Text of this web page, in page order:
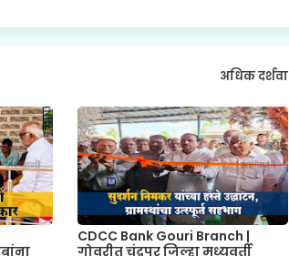
अधिक दर्शवा
CDCC Bank Gouri Branch |
गोवरीत चंद्रपूर जिल्हा मध्यवर्ती